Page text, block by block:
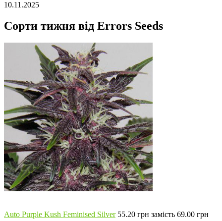
10.11.2025
Сорти тижня від Errors Seeds
Auto Purple Kush Feminised Silver55.20 грн замість 69.00 грн